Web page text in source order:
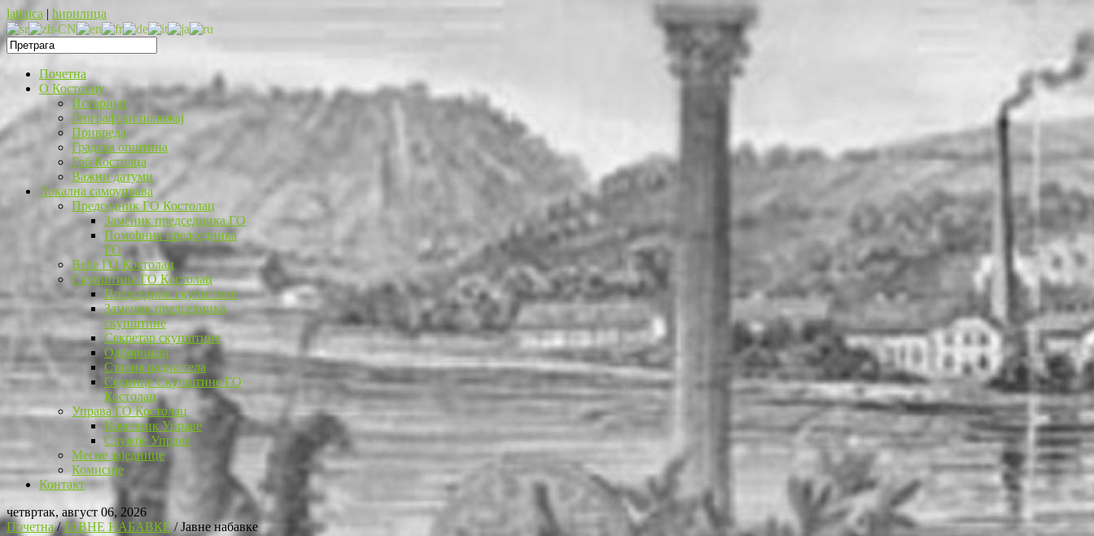
latinica | ћирилица
Почетна
O Костолцу
Историјат
Географски положај
Привреда
Градска општина
Грб Костолца
Важни датуми
Локална самоуправа
Председник ГО Костолац
Заменик председника ГО
Помоћник председника
ГО
Веће ГО Костолац
Скупштина ГО Костолац
Председник скупштине
Заменик председника
скупштине
Секретар скупштине
Одборници
Стална радна тела
Седнице Скупштине ГО
Костолац
Управа ГО Костолац
Начелник Управе
Службе Управе
Месне заједнице
Комисије
Контакт
четвртак, август 06, 2026
Почетна/ЈАВНЕ НАБАВКЕ/Јавне набавке